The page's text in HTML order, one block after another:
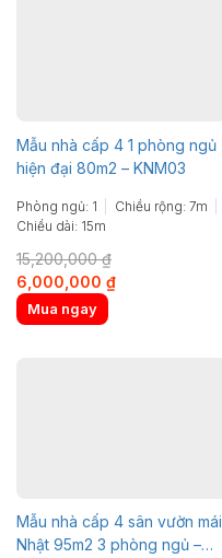
Mẫu nhà cấp 4 1 phòng ngủ
hiện đại 80m2 – KNM03
Phòng ngủ: 1
Chiều rộng: 7m
Chiều dài: 15m
15,200,000₫
Original
price
was:
6,000,000 ₫Current
Mua ngay
Mẫu nhà cấp 4 sân vườn mái
Nhật 95m2 3 phòng ngủ –